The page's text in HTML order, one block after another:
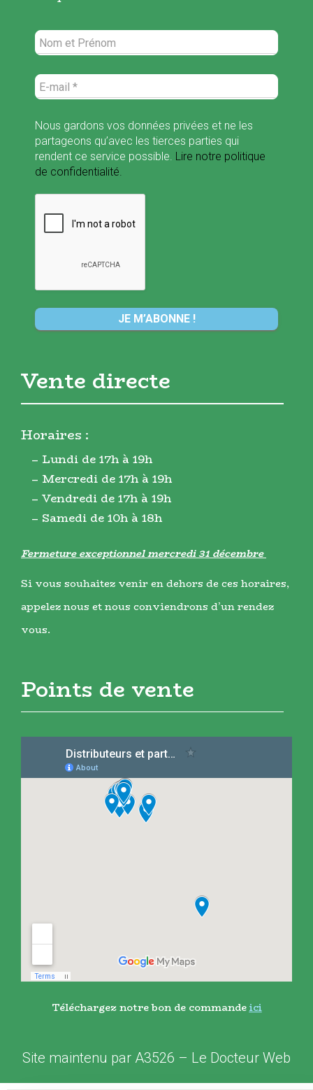
Nous gardons vos données privées et ne les
partageons qu’avec les tierces parties qui
rendent ce service possible. Lire notre politique
de confidentialité.
Vente directe
Horaires :
– Lundi de 17h à 19h
– Mercredi de 17h à 19h
– Vendredi de 17h à 19h
– Samedi de 10h à 18h
Fermeture exceptionnel mercredi 31 décembre
Si vous souhaitez venir en dehors de ces horaires,
appelez nous et nous conviendrons d’un rendez
vous.
Points de vente
Téléchargez notre bon de commandeici
Site maintenu par A3526 – Le Docteur Web